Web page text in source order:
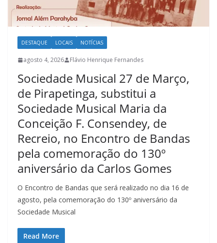
DESTAQUE LOCAIS NOTÍCIAS
agosto 4, 2026 Flávio Henrique Fernandes
Sociedade Musical 27 de Março,
de Pirapetinga, substitui a
Sociedade Musical Maria da
Conceição F. Consendey, de
Recreio, no Encontro de Bandas
pela comemoração do 130º
aniversário da Carlos Gomes
O Encontro de Bandas que será realizado no dia 16 de
agosto, pela comemoração do 130º aniversário da
Sociedade Musical
Read More